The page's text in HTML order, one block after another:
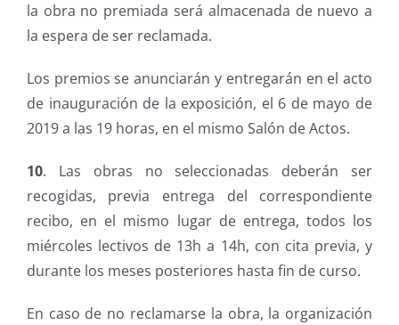
la obra no premiada será almacenada de nuevo a
la espera de ser reclamada.
Los premios se anunciarán y entregarán en el acto
de inauguración de la exposición, el 6 de mayo de
2019 a las 19 horas, en el mismo Salón de Actos.
10. Las obras no seleccionadas deberán ser
recogidas, previa entrega del correspondiente
recibo, en el mismo lugar de entrega, todos los
miércoles lectivos de 13h a 14h, con cita previa, y
durante los meses posteriores hasta fin de curso.
En caso de no reclamarse la obra, la organización